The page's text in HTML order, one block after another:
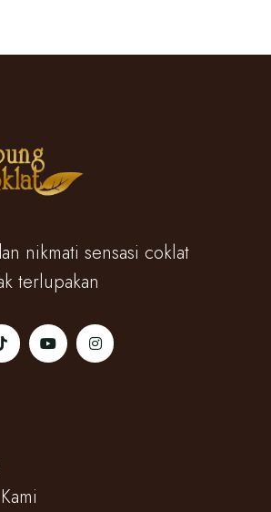
nikmati sensasi coklat
terlupakan